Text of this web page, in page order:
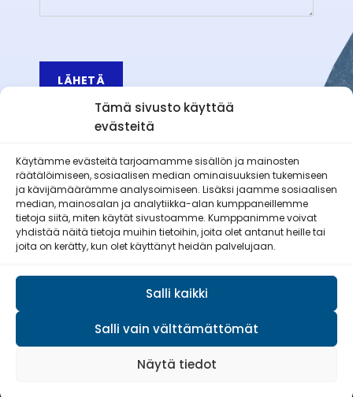
Tämä sivusto käyttää
evästeitä
Käytämme evästeitä tarjoamamme sisällön ja mainosten
räätälöimiseen, sosiaalisen median ominaisuuksien tukemiseen
ja kävijämäärämme analysoimiseen. Lisäksi jaamme sosiaalisen
median, mainosalan ja analytiikka-alan kumppaneillemme
tietoja siitä, miten käytät sivustoamme. Kumppanimme voivat
yhdistää näitä tietoja muihin tietoihin, joita olet antanut heille tai
joita on kerätty, kun olet käyttänyt heidän palvelujaan.
Salli kaikki
Salli vain välttämättömät
Näytä tiedot
LÄHETÄ
Äetsän Reserviläiset ry
Pirkan Viesti